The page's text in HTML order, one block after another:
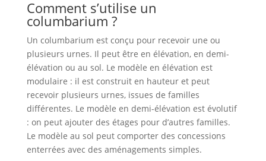
Comment s’utilise un
columbarium ?
Un columbarium est conçu pour recevoir une ou
plusieurs urnes. Il peut être en élévation, en demi-
élévation ou au sol. Le modèle en élévation est
modulaire : il est construit en hauteur et peut
recevoir plusieurs urnes, issues de familles
différentes. Le modèle en demi-élévation est évolutif
: on peut ajouter des étages pour d’autres familles.
Le modèle au sol peut comporter des concessions
enterrées avec des aménagements simples.